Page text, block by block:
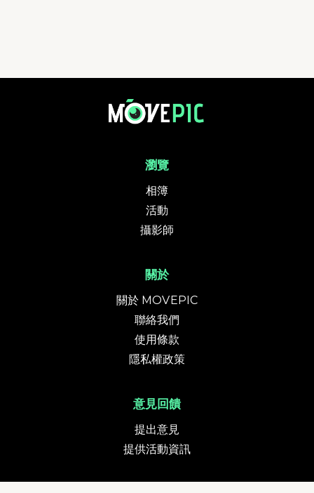
瀏覽
相簿
活動
攝影師
關於
關於 MOVEPIC
聯絡我們
使用條款
隱私權政策
意見回饋
提出意見
提供活動資訊